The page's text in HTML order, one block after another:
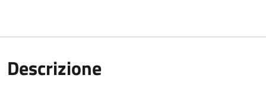
Descrizione